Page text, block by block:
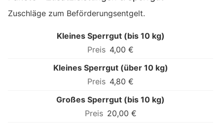
Zuschläge zum Beförderungsentgelt.
Kleines Sperrgut (bis 10 kg)
4,00 €
Kleines Sperrgut (über 10 kg)
4,80 €
Großes Sperrgut (bis 10 kg)
20,00 €